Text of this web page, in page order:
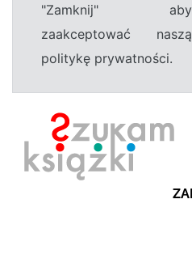
"Zamknij" aby
zaakceptować naszą
politykę prywatności.